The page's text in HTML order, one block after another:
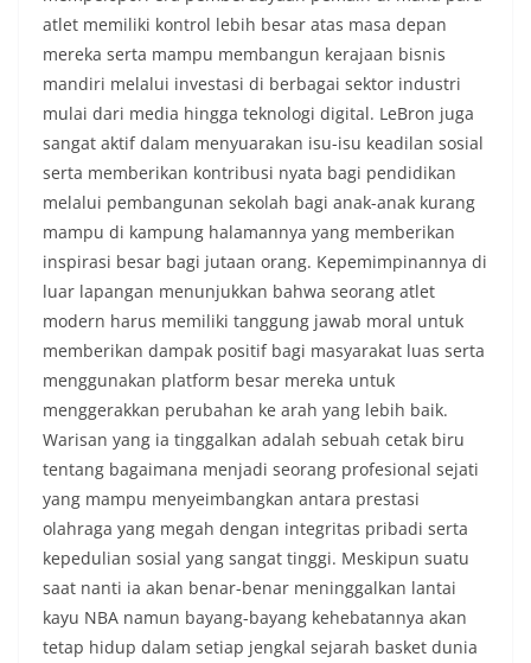
atlet memiliki kontrol lebih besar atas masa depan
mereka serta mampu membangun kerajaan bisnis
mandiri melalui investasi di berbagai sektor industri
mulai dari media hingga teknologi digital. LeBron juga
sangat aktif dalam menyuarakan isu-isu keadilan sosial
serta memberikan kontribusi nyata bagi pendidikan
melalui pembangunan sekolah bagi anak-anak kurang
mampu di kampung halamannya yang memberikan
inspirasi besar bagi jutaan orang. Kepemimpinannya di
luar lapangan menunjukkan bahwa seorang atlet
modern harus memiliki tanggung jawab moral untuk
memberikan dampak positif bagi masyarakat luas serta
menggunakan platform besar mereka untuk
menggerakkan perubahan ke arah yang lebih baik.
Warisan yang ia tinggalkan adalah sebuah cetak biru
tentang bagaimana menjadi seorang profesional sejati
yang mampu menyeimbangkan antara prestasi
olahraga yang megah dengan integritas pribadi serta
kepedulian sosial yang sangat tinggi. Meskipun suatu
saat nanti ia akan benar-benar meninggalkan lantai
kayu NBA namun bayang-bayang kehebatannya akan
tetap hidup dalam setiap jengkal sejarah basket dunia